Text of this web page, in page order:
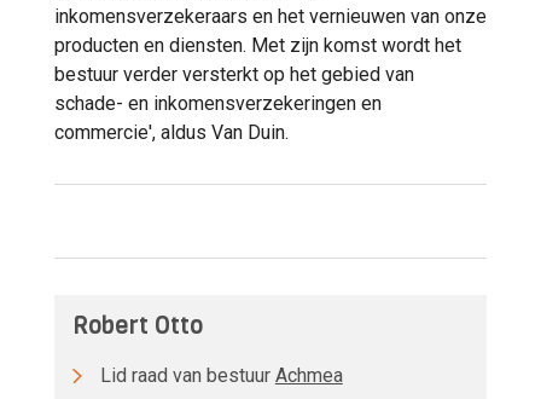
inkomensverzekeraars en het vernieuwen van onze
producten en diensten. Met zijn komst wordt het
bestuur verder versterkt op het gebied van
schade- en inkomensverzekeringen en
commercie', aldus Van Duin.
Robert Otto
Lid raad van bestuur Achmea